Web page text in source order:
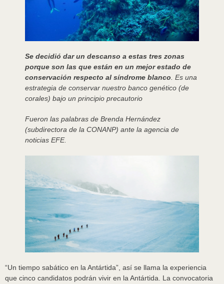
Se decidió dar un descanso a estas tres zonas
porque son las que están en un mejor estado de
conservación respecto al síndrome blanco . Es una
estrategia de conservar nuestro banco genético (de
corales) bajo un principio precautorio
Fueron las palabras de Brenda Hernández
(subdirectora de la CONANP) ante la agencia de
noticias EFE.
“Un tiempo sabático en la Antártida”, así se llama la experiencia
que cinco candidatos podrán vivir en la Antártida. La convocatoria